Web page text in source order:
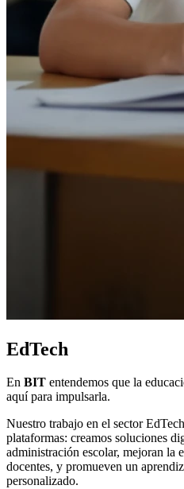
EdTech
En BIT entendemos que la
aquí para impulsarla.
Nuestro trabajo en el sector
plataformas: creamos soluciones
administración escolar, mejoran la
docentes, y promueven un
personalizado.